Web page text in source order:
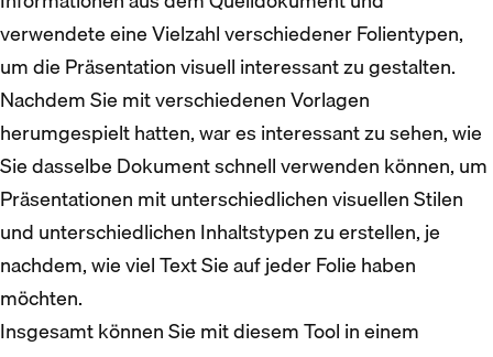
verwendete eine Vielzahl verschiedener Folientypen,
um die Präsentation visuell interessant zu gestalten.
Nachdem Sie mit verschiedenen Vorlagen
herumgespielt hatten, war es interessant zu sehen, wie
Sie dasselbe Dokument schnell verwenden können, um
Präsentationen mit unterschiedlichen visuellen Stilen
und unterschiedlichen Inhaltstypen zu erstellen, je
nachdem, wie viel Text Sie auf jeder Folie haben
möchten.
Insgesamt können Sie mit diesem Tool in einem